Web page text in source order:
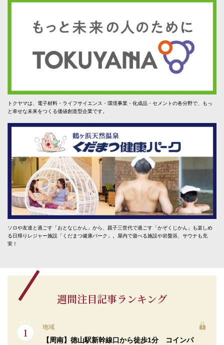
トクヤマは、電子材料・ライフサイエンス・環境事業・化成品・セメントの各分野で、もっ
と幸せな未来をつくる価値創造型企業です。
ソロや友達と過ごす「おとなじかん」から、親子三世代で過ごす「かぞくじかん」も楽しめ
る日帰りレジャー施設「くだまつ健康パーク」。屋内で遊べる施設や岩盤浴、サウナも充
実！
週間注目記事ランキング
地域
【周南】徳山駅新幹線口から徒歩1分 コインパ